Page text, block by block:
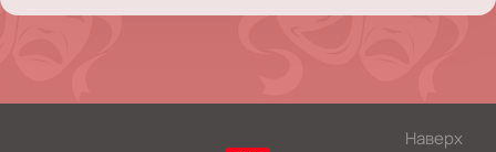
Наверх